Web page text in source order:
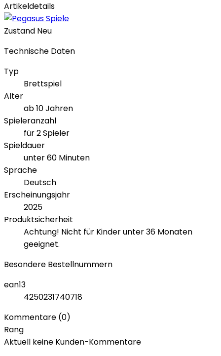
Artikeldetails
Zustand Neu
Technische Daten
Typ
Brettspiel
Alter
ab 10 Jahren
Spieleranzahl
für 2 Spieler
Spieldauer
unter 60 Minuten
Sprache
Deutsch
Erscheinungsjahr
2025
Produktsicherheit
Achtung! Nicht für Kinder unter 36 Monaten
geeignet.
Besondere Bestellnummern
ean13
4250231740718
Kommentare (0)
Rang
Aktuell keine Kunden-Kommentare